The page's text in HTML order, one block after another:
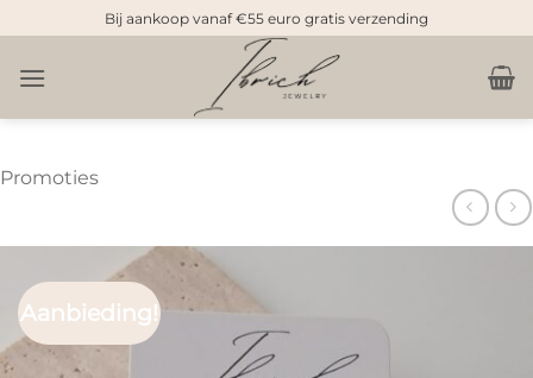
naar
inhoud
Bij aankoop vanaf €55 euro gratis verzending
Promoties
Aanbieding!